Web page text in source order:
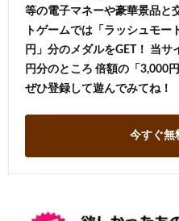
等の電子マネーや豪華景品と
トゲームでは「ラッシュモ
円」分のメダルをGET！ 当
円分のところ 倍額の「3,000
ぜひ登録して遊んでみてね！
今すぐ無